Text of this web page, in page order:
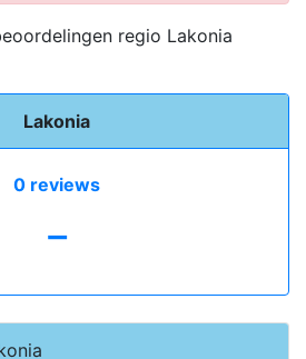
regio Lakonia
Lakonia
0 reviews
-